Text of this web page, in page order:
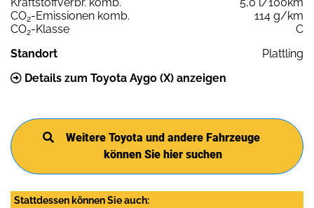
CO2-Emissionen komb.
114 g/km
CO2-Klasse
C
Standort
Plattling
Details zum Toyota Aygo (X) anzeigen
Weitere Toyota und andere Fahrzeuge
können Sie hier suchen
Stattdessen können Sie auch: